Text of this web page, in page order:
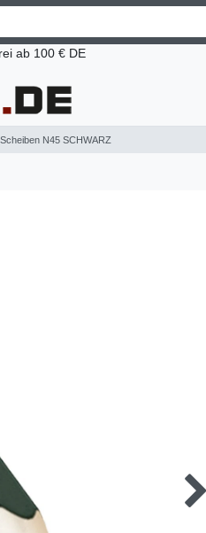
ab 100 € DE
N45 SCHWARZ